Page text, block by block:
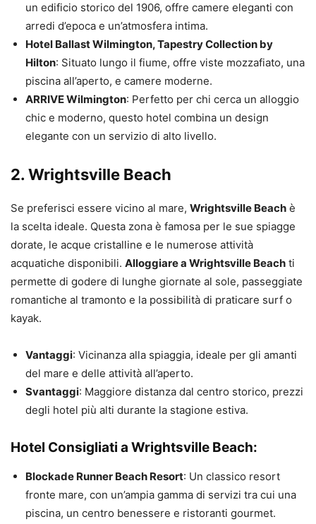
un edificio storico del 1906, offre camere eleganti con
arredi d’epoca e un’atmosfera intima.
Hotel Ballast Wilmington, Tapestry Collection by
Hilton: Situato lungo il fiume, offre viste mozzafiato, una
piscina all’aperto, e camere moderne.
ARRIVE Wilmington: Perfetto per chi cerca un alloggio
chic e moderno, questo hotel combina un design
elegante con un servizio di alto livello.
2. Wrightsville Beach
Se preferisci essere vicino al mare, Wrightsville Beach è
la scelta ideale. Questa zona è famosa per le sue spiagge
dorate, le acque cristalline e le numerose attività
acquatiche disponibili. Alloggiare a Wrightsville Beach ti
permette di godere di lunghe giornate al sole, passeggiate
romantiche al tramonto e la possibilità di praticare surf o
kayak.
Vantaggi: Vicinanza alla spiaggia, ideale per gli amanti
del mare e delle attività all’aperto.
Svantaggi: Maggiore distanza dal centro storico, prezzi
degli hotel più alti durante la stagione estiva.
Hotel Consigliati a Wrightsville Beach:
Blockade Runner Beach Resort: Un classico resort
fronte mare, con un’ampia gamma di servizi tra cui una
piscina, un centro benessere e ristoranti gourmet.